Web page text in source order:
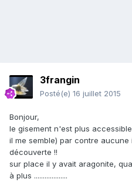
3frangin
Posté(e) 16 juillet 2015
Bonjour,
le gisement n'est plus
il me semble) par contre
découverte !!
sur place il y avait aragonite,
à plus ...................